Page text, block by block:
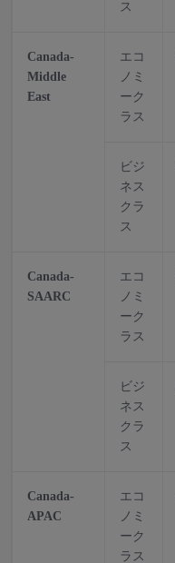
ス
Canada-
Middle
East
エコ
ノミ
ーク
ラス
ビジ
ネス
クラ
ス
Canada-
SAARC
エコ
ノミ
ーク
ラス
ビジ
ネス
クラ
ス
Canada-
APAC
エコ
ノミ
ーク
ラス